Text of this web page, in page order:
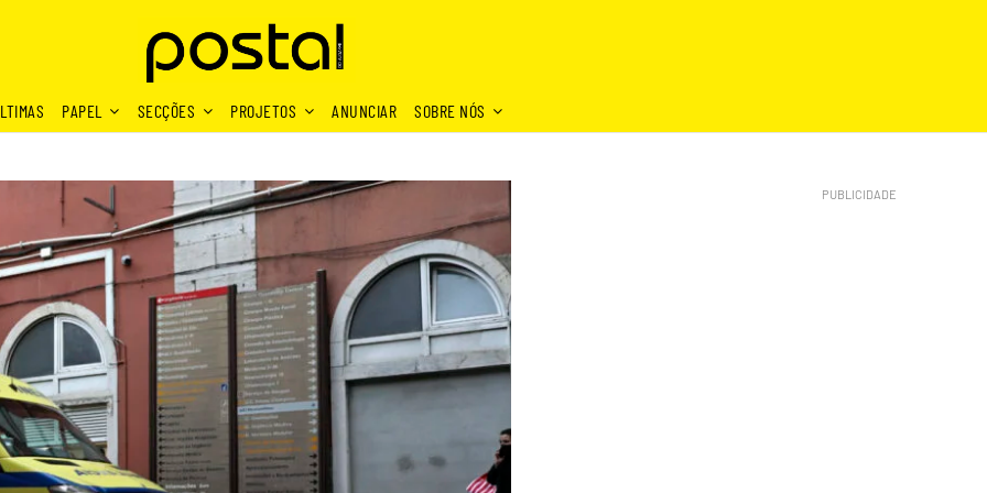
PAPEL SECÇÕES PROJETOS ANUNCIAR SOBRE NÓS